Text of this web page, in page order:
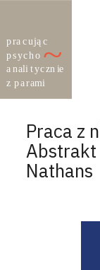
Praca z
Abstrakt
Nathans